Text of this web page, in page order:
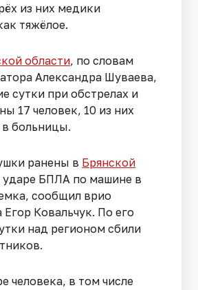
из них медики
тяжёлое.
области, по словам
Александра Шуваева,
сутки при обстрелах и
17 человек, 10 из них
больницы.
ранены в Брянской
ударе БПЛА по машине в
сообщил врио
Егор Ковальчук. По его
над регионом сбили
человека, в том числе